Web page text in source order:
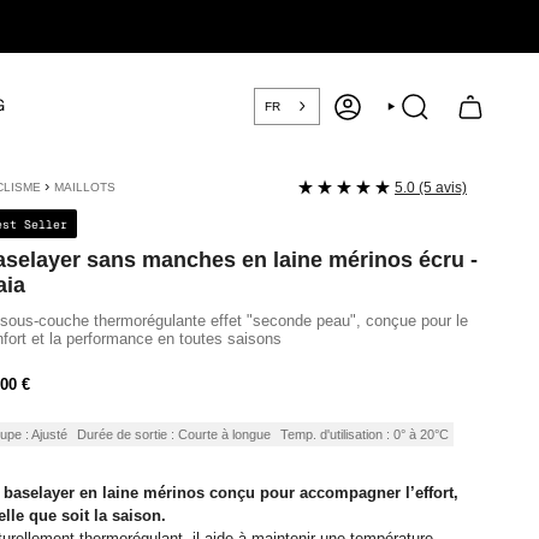
FR COMPTE RECHERCHE
› MAILLOTS
Seller
sans manches en laine mérinos écru -
sous-couche thermorégulante effet "seconde peau", conçue pour le
et la performance en toutes saisons
5.0 (5 avis)
€
: Ajusté Durée de sortie : Courte à longue Temp. d'utilisation : 0° à 20°C
baselayer en laine mérinos conçu pour accompagner l’effort,
que soit la saison.